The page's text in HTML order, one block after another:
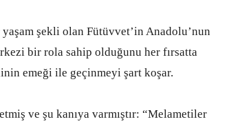
şekli olan Fütüvvet’in Anadolu’nun
bir rola sahip olduğunu her fırsatta
emeği ile geçinmeyi şart koşar.
ve şu kanıya varmıştır: “Melametiler